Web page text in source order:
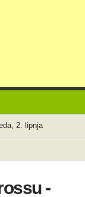
2. lipnja
-